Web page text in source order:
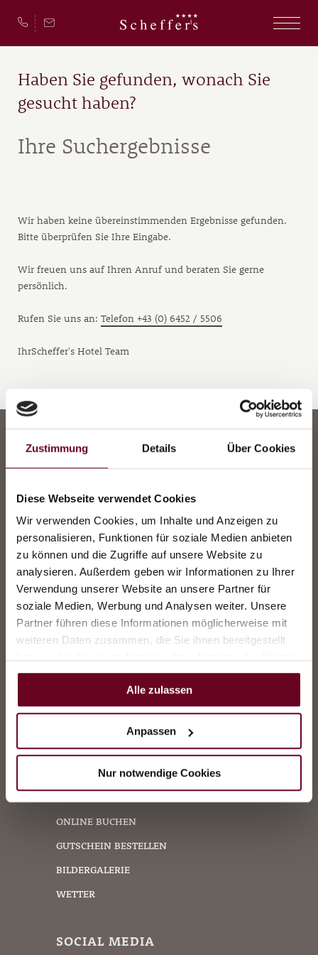
Zustimmung Details Über Cookies
Diese Webseite verwendet Cookies
Wir verwenden Cookies, um Inhalte und Anzeigen zu
personalisieren, Funktionen für soziale Medien anbieten
zu können und die Zugriffe auf unsere Website zu
analysieren. Außerdem geben wir Informationen zu Ihrer
Verwendung unserer Website an unsere Partner für
soziale Medien, Werbung und Analysen weiter. Unsere
Partner führen diese Informationen möglicherweise mit
weiteren Daten zusammen, die Sie ihnen bereitgestellt
gesammelt haben.
Alle zulassen
Anpassen
Nur notwendige Cookies
Haben Sie gefunden, wonach Sie
gesucht haben?
Ihre Suchergebnisse
Wir haben keine übereinstimmenden Ergebnisse gefunden.
Bitte überprüfen Sie Ihre Eingabe.
Wir freuen uns auf Ihren Anruf und beraten Sie gerne
persönlich.
Rufen Sie uns an: Telefon +43 (0) 6452 / 5506
IhrScheffer's Hotel Team
Scheffer GmbH
Zauchenseestrasse 27
5541 Altenmarkt / Zauchensee
Tel.:
+43 (0) 6452 / 5506
LINKS
ONLINE BUCHEN
GUTSCHEIN BESTELLEN
BILDERGALERIE
WETTER
SOCIAL MEDIA
Anreise planen